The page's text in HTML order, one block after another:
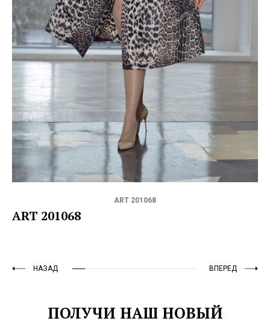
ART 201068
ART 201068
НАЗАД ВПЕРЕД
ПОЛУЧИ НАШ НОВЫЙ